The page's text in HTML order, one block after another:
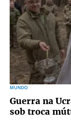
MUNDO
Guerra na
sob troca